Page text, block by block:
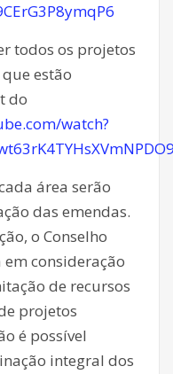
todos os projetos
estão
do
watch?
área serão
das emendas.
o Conselho
consideração
de recursos
projetos
é possível
integral dos